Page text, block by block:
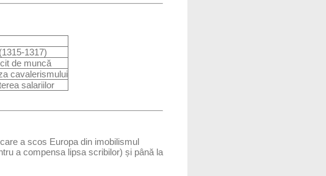
1317)
de muncă
cavalerismului
salariilor
a scos Europa din imobilismul
a compensa lipsa scribilor) și până la